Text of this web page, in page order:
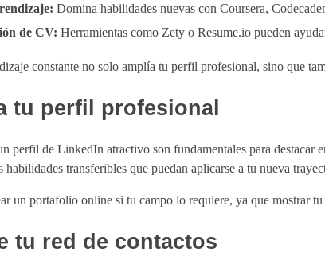
Domina habilidades nuevas con Coursera,
de CV: Herramientas como Zety o Resume.io pueden
constante no solo amplía tu perfil profesional, sino que
tu perfil profesional
perfil de LinkedIn atractivo son fundamentales para destacar
habilidades transferibles que puedan aplicarse a tu nueva
un portafolio online si tu campo lo requiere, ya que mostrar
tu red de contactos